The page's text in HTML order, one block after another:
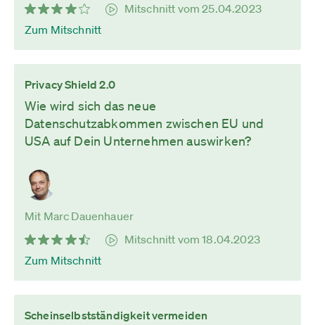
Mitschnitt vom 25.04.2023
Zum Mitschnitt
Privacy Shield 2.0
Wie wird sich das neue
Datenschutzabkommen zwischen EU und
USA auf Dein Unternehmen auswirken?
Mit Marc Dauenhauer
Mitschnitt vom 18.04.2023
Zum Mitschnitt
Scheinselbstständigkeit vermeiden